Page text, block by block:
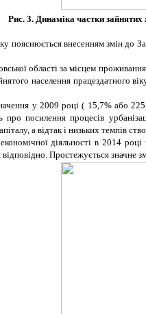
Рис. 3. Динаміка частки зайнятих
пояснюється внесенням змін до
області за місцем
населення
у 2009 році ( 15,7% або
посилення процесів
а відтак і низьких темпів
діяльності в 2014
Простежується